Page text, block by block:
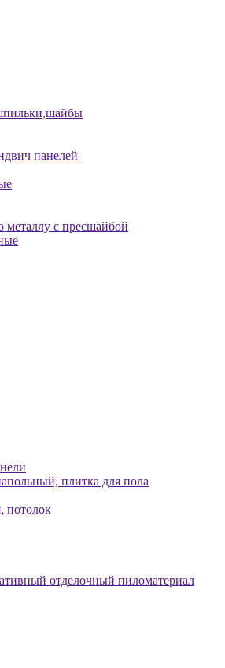
панелей
металлу с пресшайбой
плитка для пола
потолок
отделочный пиломатериал